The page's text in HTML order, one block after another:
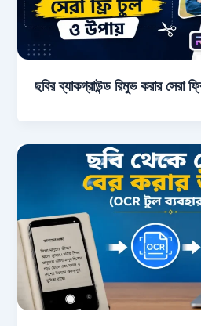
ছবির ব্যাকগ্রাউন্ড রিমুভ করার সেরা